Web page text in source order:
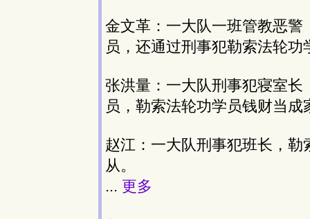
金文革：一大队一班管教恶
员，还通过刑事犯勒索法轮功
张洪量：一大队刑事犯寝室
员，勒索法轮功学员钱财当
赵江：一大队刑事犯班长，
从。
... 更多